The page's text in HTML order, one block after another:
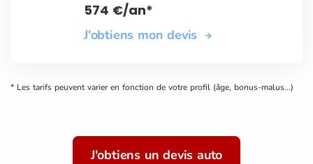
574 €/an*
J'obtiens mon devis
* Les tarifs peuvent varier en fonction de votre profil (âge, bonus-malus...)
J'obtiens un devis auto